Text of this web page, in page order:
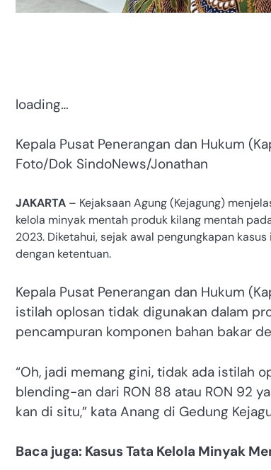
loading…
Kepala Pusat Penerangan dan Hukum
Foto/Dok SindoNews/Jonathan
JAKARTA – Kejaksaan Agung (Kejagung)
kelola minyak mentah produk kilang mentah
2023. Diketahui, sejak awal pengungkapan
dengan ketentuan.
Kepala Pusat Penerangan dan Hukum
istilah oplosan tidak digunakan dalam
pencampuran komponen bahan bakar
“Oh, jadi memang gini, tidak ada istilah
blending-an dari RON 88 atau RON 92
kan di situ,” kata Anang di Gedung
Baca juga: Kasus Tata Kelola Minyak